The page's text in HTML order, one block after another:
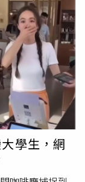
一層高質感的
家通木菜々絵
大容量！這支
升後續底妝的精
極致精緻妝容的
霜2026限定版
suqqu_official
只需輕輕一抹
潤，充滿光澤的
訴求能為臉部、
和光澤！帶有柔
霜，優雅而俐落
SUQQU 晶采潤
安耐曬濾鏡美顏
，早已是人盡皆
成果的頭號殺
的「防曬
防曬霸主安耐曬
此概念的完美
是一款結合了
seven」可
獨家「光波共振
、更易滲透毛
護洗面露100%
佳吸水力與親
使用！O₂胺基酸
極柔潔膚巾 60
天堂經典人氣
牌ALLIE主打
任天堂經典人
列，以「陽光
全面升級為生
學生，網